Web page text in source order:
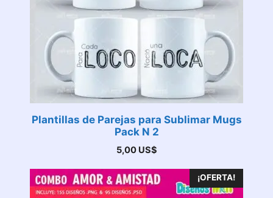
Plantillas de Parejas para Sublimar Mugs
Pack N 2
5,00 US$
¡OFERTA!